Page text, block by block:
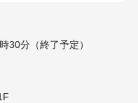
30分 （終了予定）